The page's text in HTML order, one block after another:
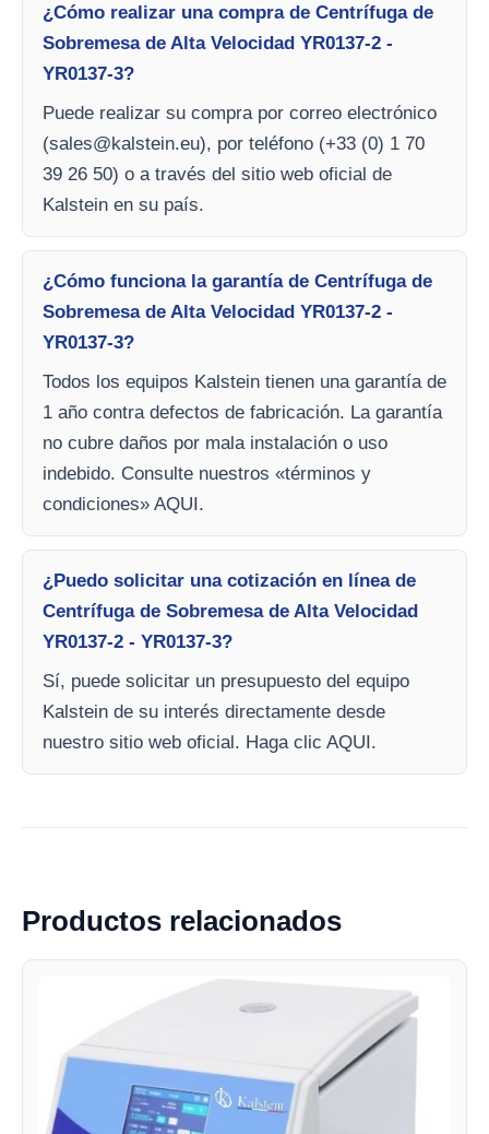
¿Cómo realizar una compra de Centrífuga de
Sobremesa de Alta Velocidad YR0137-2 -
YR0137-3?
Puede realizar su compra por correo electrónico
(sales@kalstein.eu), por teléfono (+33 (0) 1 70
39 26 50) o a través del sitio web oficial de
Kalstein en su país.
¿Cómo funciona la garantía de Centrífuga de
Sobremesa de Alta Velocidad YR0137-2 -
YR0137-3?
Todos los equipos Kalstein tienen una garantía de
1 año contra defectos de fabricación. La garantía
no cubre daños por mala instalación o uso
indebido. Consulte nuestros «términos y
condiciones» AQUI.
¿Puedo solicitar una cotización en línea de
Centrífuga de Sobremesa de Alta Velocidad
YR0137-2 - YR0137-3?
Sí, puede solicitar un presupuesto del equipo
Kalstein de su interés directamente desde
nuestro sitio web oficial. Haga clic AQUI.
Productos relacionados